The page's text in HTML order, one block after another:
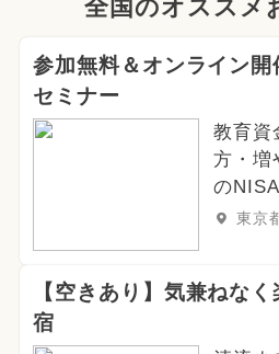
全国のオススメ
参加無料＆オンライン
セミナー
教育資
方・増
の
東京
【空きあり】気兼ねな
宿